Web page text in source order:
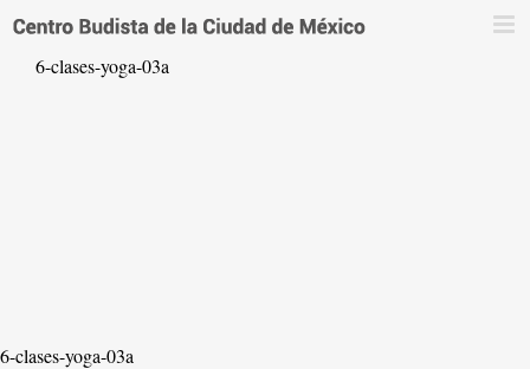
contenido6-clases-yoga-03a
6-clases-yoga-03a